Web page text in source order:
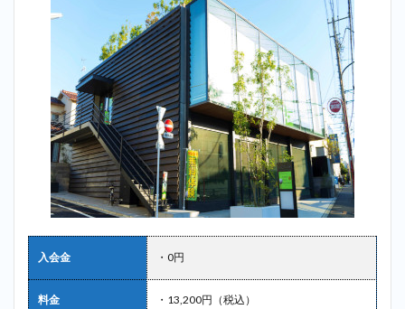
入会金 ・0円
料金 ・13,200円（税込）